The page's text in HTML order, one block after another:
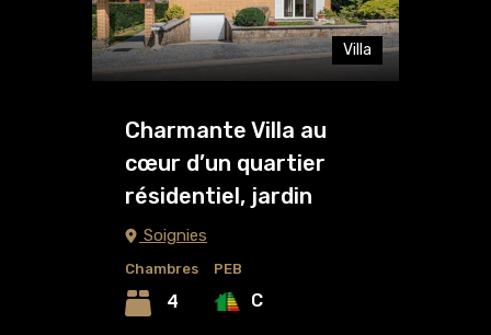
Villa
Charmante Villa au
cœur d’un quartier
résidentiel, jardin
Soignies
Chambres
4
PEB
C